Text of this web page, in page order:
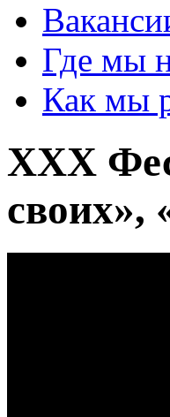
Где мы
Как мы
XXX
своих»,